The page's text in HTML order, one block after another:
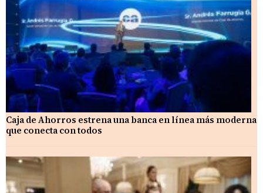
Caja de Ahorros estrena una banca en línea más moderna
que conecta con todos